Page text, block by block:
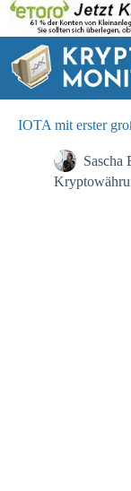
Zum
Inhalt
springen
IOTA mit erster
Sascha